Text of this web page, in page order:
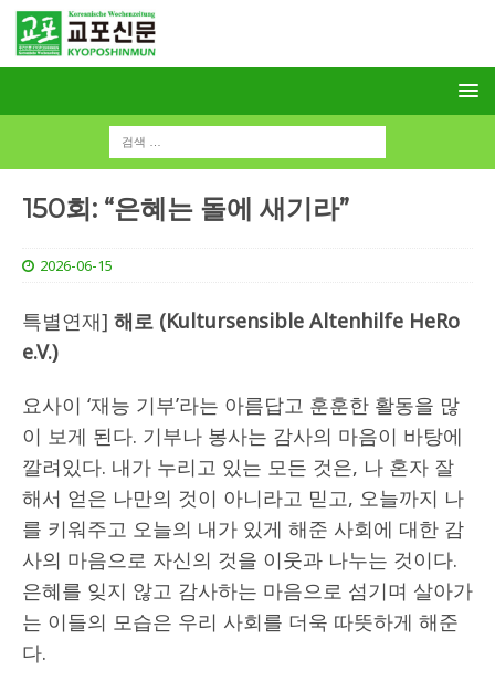
150회: “은혜는 돌에 새기라”
2026-06-15
특별연재] 해로 (Kultursensible Altenhilfe HeRo
e.V.)
요사이 ‘재능 기부’라는 아름답고 훈훈한 활동을 많
이 보게 된다. 기부나 봉사는 감사의 마음이 바탕에
깔려있다. 내가 누리고 있는 모든 것은, 나 혼자 잘
해서 얻은 나만의 것이 아니라고 믿고, 오늘까지 나
를 키워주고 오늘의 내가 있게 해준 사회에 대한 감
사의 마음으로 자신의 것을 이웃과 나누는 것이다.
은혜를 잊지 않고 감사하는 마음으로 섬기며 살아가
는 이들의 모습은 우리 사회를 더욱 따뜻하게 해준
다.